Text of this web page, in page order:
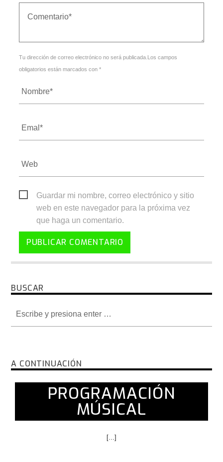
Tu dirección de correo electrónico no será publicada.Los campos
obligatorios están marcados con *
Guardar mi nombre, correo electrónico y sitio
web en este navegador para la próxima vez
que haga un comentario.
BUSCAR
A CONTINUACIÓN
PROGRAMACIÓN
MÚSICAL
[...]